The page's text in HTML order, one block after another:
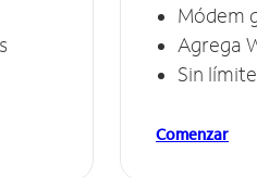
Módem
Agrega
Sin
Comenzar